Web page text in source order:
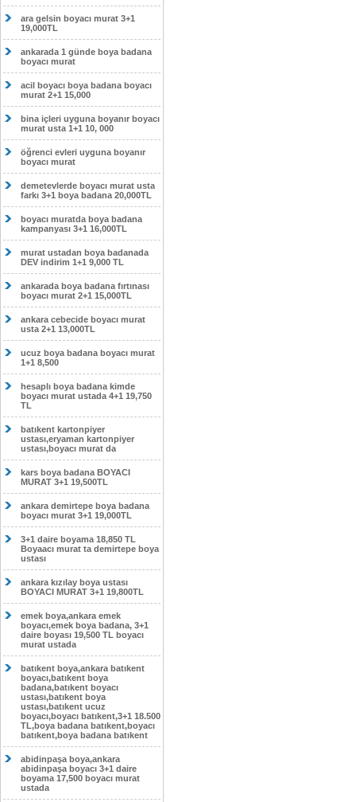
ara gelsin boyacı murat 3+1
19,000TL
ankarada 1 günde boya badana
boyacı murat
acil boyacı boya badana boyacı
murat 2+1 15,000
bina içleri uyguna boyanır boyacı
murat usta 1+1 10, 000
öğrenci evleri uyguna boyanır
boyacı murat
demetevlerde boyacı murat usta
farkı 3+1 boya badana 20,000TL
boyacı muratda boya badana
kampanyası 3+1 16,000TL
murat ustadan boya badanada
DEV indirim 1+1 9,000 TL
ankarada boya badana fırtınası
boyacı murat 2+1 15,000TL
ankara cebecide boyacı murat
usta 2+1 13,000TL
ucuz boya badana boyacı murat
1+1 8,500
hesaplı boya badana kimde
boyacı murat ustada 4+1 19,750
TL
batıkent kartonpiyer
ustası,eryaman kartonpiyer
ustası,boyacı murat da
kars boya badana BOYACI
MURAT 3+1 19,500TL
ankara demirtepe boya badana
boyacı murat 3+1 19,000TL
3+1 daire boyama 18,850 TL
Boyaacı murat ta demirtepe boya
ustası
ankara kızılay boya ustası
BOYACI MURAT 3+1 19,800TL
emek boya,ankara emek
boyacı,emek boya badana, 3+1
daire boyası 19,500 TL boyacı
murat ustada
batıkent boya,ankara batıkent
boyacı,batıkent boya
badana,batıkent boyacı
ustası,batıkent boya
ustası,batıkent ucuz
boyacı,boyacı batıkent,3+1 18.500
TL,boya badana batıkent,boyacı
batıkent,boya badana batıkent
abidinpaşa boya,ankara
abidinpaşa boyacı 3+1 daire
boyama 17,500 boyacı murat
ustada